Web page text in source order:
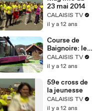
23 mai 2014
CALAISIS TV
il y a 12 ans
Course de
Baignoire: les
préparatifs
CALAISIS TV
il y a 12 ans
59e cross de
la jeunesse
CALAISIS TV
il y a 12 ans